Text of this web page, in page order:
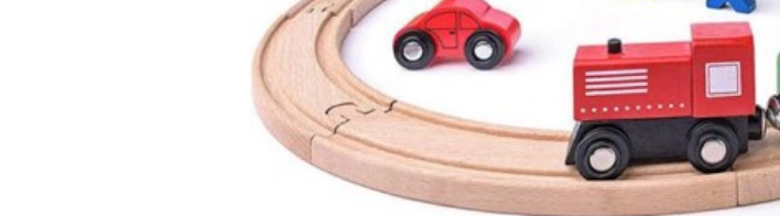
Audit IT a kybernetické